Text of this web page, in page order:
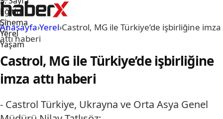
Eğitim
Sinema
Yerel
Yaşam
Anasayfa›Yerel›Castrol, MG ile Türkiye’de işbirliğine imza
attı haberi
Castrol, MG ile Türkiye’de işbirliğine
imza attı haberi
- Castrol Türkiye, Ukrayna ve Orta Asya Genel